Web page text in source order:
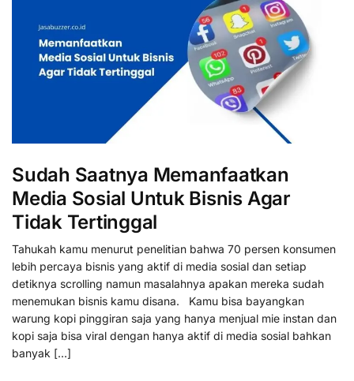
Sudah Saatnya Memanfaatkan
Media Sosial Untuk Bisnis Agar
Tidak Tertinggal
Tahukah kamu menurut penelitian bahwa 70 persen konsumen
lebih percaya bisnis yang aktif di media sosial dan setiap
detiknya scrolling namun masalahnya apakan mereka sudah
menemukan bisnis kamu disana. Kamu bisa bayangkan
warung kopi pinggiran saja yang hanya menjual mie instan dan
kopi saja bisa viral dengan hanya aktif di media sosial bahkan
banyak […]